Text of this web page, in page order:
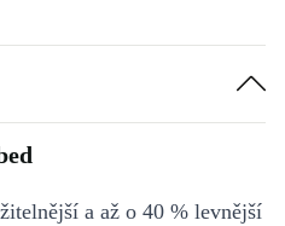
a až o 40 % levnější